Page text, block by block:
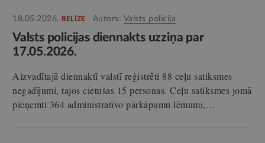
18.05.2026. RELĪZE Autors: Valsts policija
Valsts policijas diennakts uzziņa par
17.05.2026.
Aizvadītajā diennaktī valstī reģistrēti 88 ceļu satiksmes
negadījumi, tajos cietušas 15 personas. Ceļu satiksmes jomā
pieņemti 364 administratīvo pārkāpumu lēmumi,…